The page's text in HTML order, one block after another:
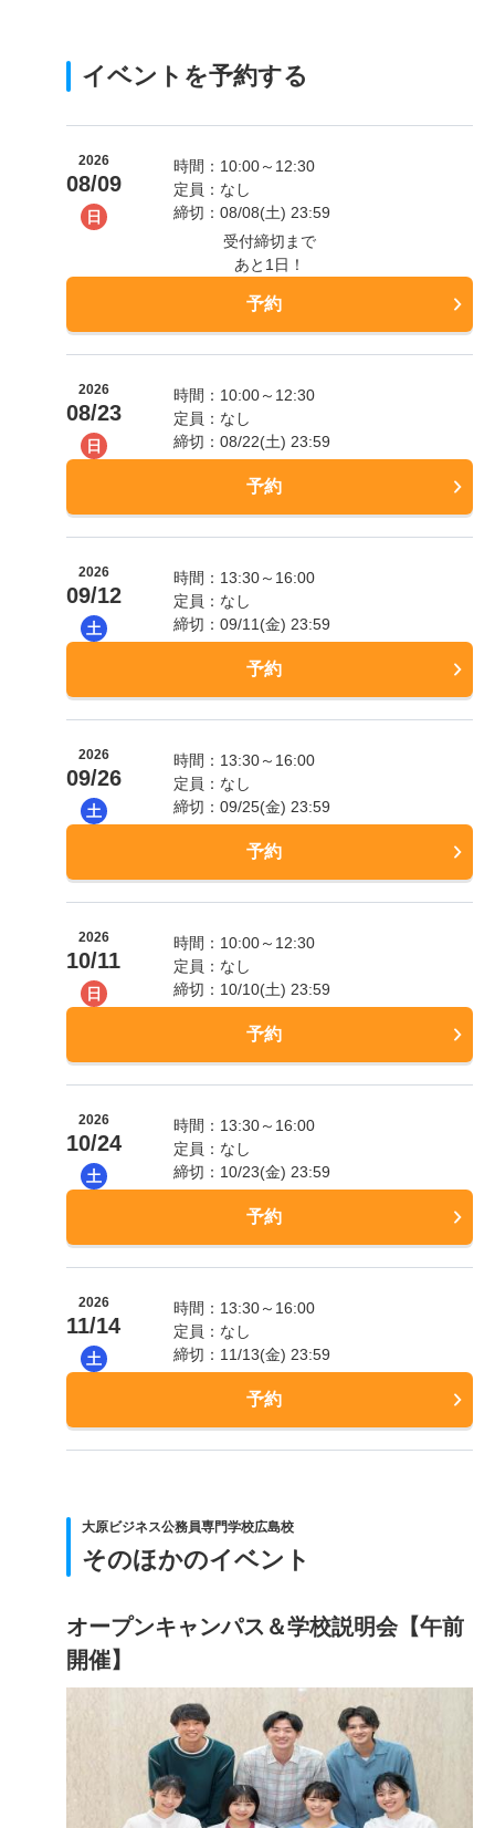
イベントを予約する
2026
08/09
日
時間：10:00～12:30
定員：なし
締切：08/08(土) 23:59
受付締切まで
あと1日！
予約
2026
08/23
日
時間：10:00～12:30
定員：なし
締切：08/22(土) 23:59
予約
2026
09/12
土
時間：13:30～16:00
定員：なし
締切：09/11(金) 23:59
予約
2026
09/26
土
時間：13:30～16:00
定員：なし
締切：09/25(金) 23:59
予約
2026
10/11
日
時間：10:00～12:30
定員：なし
締切：10/10(土) 23:59
予約
2026
10/24
土
時間：13:30～16:00
定員：なし
締切：10/23(金) 23:59
予約
2026
11/14
土
時間：13:30～16:00
定員：なし
締切：11/13(金) 23:59
予約
大原ビジネス公務員専門学校広島校
そのほかのイベント
オープンキャンパス＆学校説明会【午前
開催】